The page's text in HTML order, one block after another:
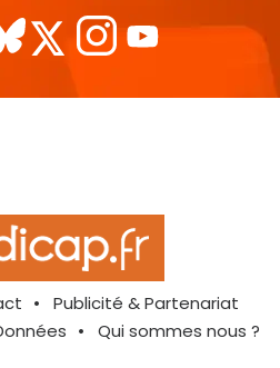
Publicité & Partenariat
Qui sommes nous ?